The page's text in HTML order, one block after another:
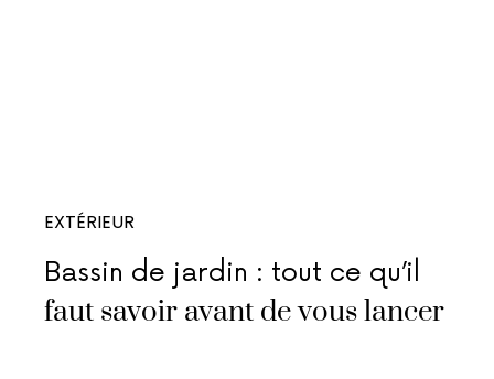
EXTÉRIEUR
Bassin de jardin : tout ce qu’il
faut savoir avant de vous lancer